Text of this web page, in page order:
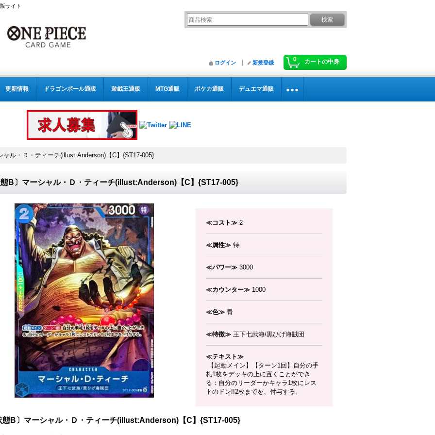
サイト
0 カートの中身
ログイン 新規登録
更新情報 ドラゴンボール通販 遊戯王通販 MTG通販 ポケカ通販 デュエマ通販
ャル・Ｄ・ティーチ(illust:Anderson)【C】{ST17-005}
B〕マーシャル・Ｄ・ティーチ(illust:Anderson)【C】{ST17-005}
≪コスト≫ 2
≪属性≫ 特
≪パワー≫ 3000
≪カウンター≫ 1000
≪色≫ 青
≪特徴≫ 王下七武海/黒ひげ海賊団
≪テキスト≫
【起動メイン】【ターン1回】自分の手
札1枚をデッキの上に置くことができ
る：自分のリーダーかキャラ1枚にレス
トのドン!!2枚までを、付与する。
態B〕マーシャル・Ｄ・ティーチ(illust:Anderson)【C】{ST17-005}